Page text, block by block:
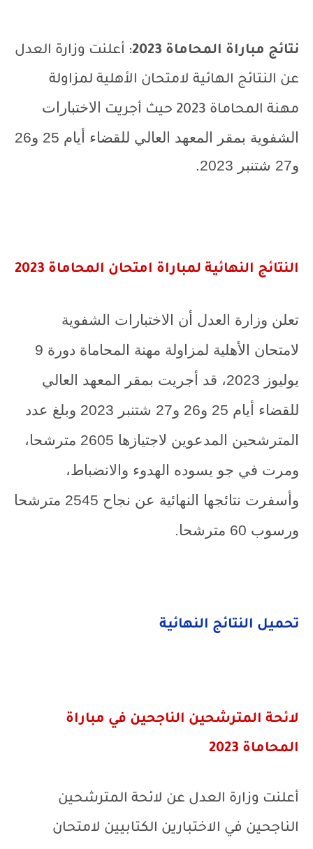
نتائج مباراة المحاماة 2023
: أعلنت وزارة العدل
عن النتائج الهائية لامتحان الأهلية لمزاولة
مهنة المحاماة 2023 حيث أجريت
الاختبارات
الشفوية
بمقر المعهد العالي للقضاء أيام 25 و26
و27 شتنبر 2023.
النتائج النهائية لمباراة امتحان المحاماة 2023
تعلن وزارة العدل أن الاختبارات الشفوية
لامتحان الأهلية لمزاولة مهنة المحاماة دورة 9
يوليوز 2023، قد أجريت بمقر المعهد العالي
للقضاء أيام 25 و26 و27 شتنبر 2023 وبلغ عدد
المترشحين المدعوين لاجتيازها 2605 مترشحا،
ومرت في جو يسوده الهدوء والانضباط،
وأسفرت نتائجها النهائية عن نجاح 2545 مترشحا
ورسوب 60 مترشحا.
تحميل النتائج النهائية
لائحة المترشحين الناجحين في مباراة
المحاماة 2023
أعلنت وزارة العدل عن لائحة المترشحين
الناجحين في الاختبارين الكتابيين لامتحان